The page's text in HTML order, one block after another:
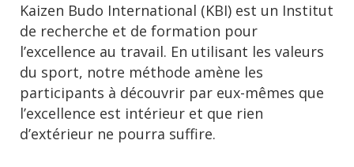
Kaizen Budo International (KBI) est un Institut
de recherche et de formation pour
l’excellence au travail. En utilisant les valeurs
du sport, notre méthode amène les
participants à découvrir par eux-mêmes que
l’excellence est intérieur et que rien
d’extérieur ne pourra suffire.